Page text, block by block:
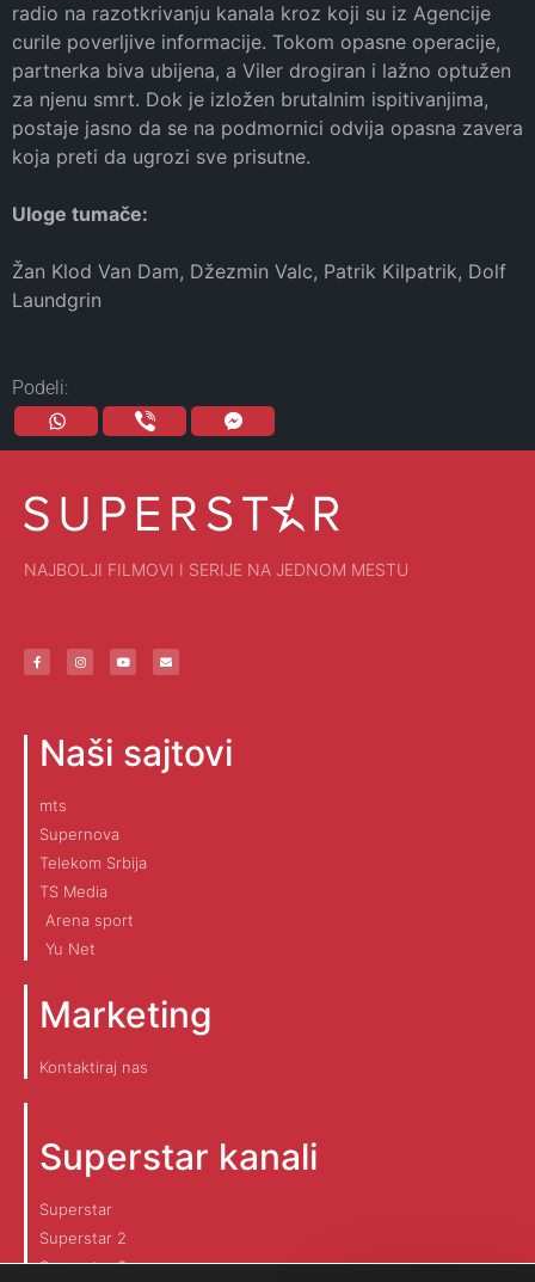
radio na razotkrivanju kanala kroz koji su iz Agencije
curile poverljive informacije. Tokom opasne operacije,
partnerka biva ubijena, a Viler drogiran i lažno optužen
za njenu smrt. Dok je izložen brutalnim ispitivanjima,
postaje jasno da se na podmornici odvija opasna zavera
koja preti da ugrozi sve prisutne.
Uloge tumače:
Žan Klod Van Dam, Džezmin Valc, Patrik Kilpatrik, Dolf
Laundgrin
Podeli:
NAJBOLJI FILMOVI I SERIJE NA JEDNOM MESTU
Naši sajtovi
mts
Supernova
Telekom Srbija
TS Media
Arena sport
Yu Net
Marketing
Kontaktiraj nas
Superstar kanali
Superstar
Superstar 2
Superstar 3